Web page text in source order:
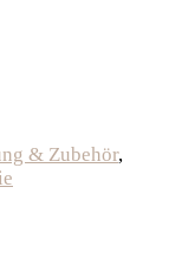
& Zubehör,